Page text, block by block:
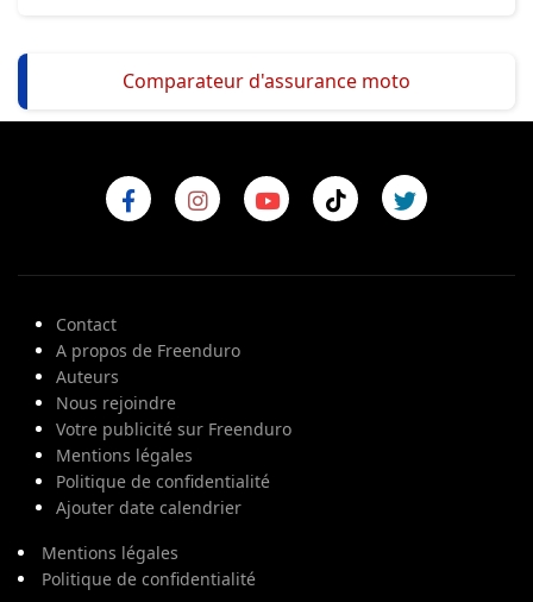
Comparateur d'assurance moto
Contact
A propos de Freenduro
Auteurs
Nous rejoindre
Votre publicité sur Freenduro
Mentions légales
Politique de confidentialité
Ajouter date calendrier
Mentions légales
Politique de confidentialité